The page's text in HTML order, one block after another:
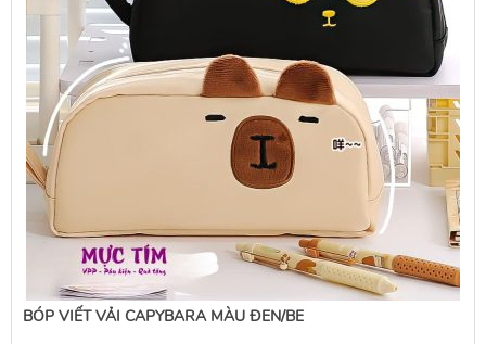
BÓP VIẾT VẢI CAPYBARA MÀU ĐEN/BE